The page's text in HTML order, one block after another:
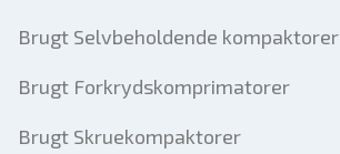
Brugt Selvbeholdende kompaktorer
Brugt Forkrydskomprimatorer
Brugt Skruekompaktorer